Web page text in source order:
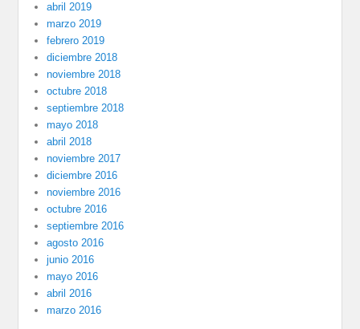
abril 2019
marzo 2019
febrero 2019
diciembre 2018
noviembre 2018
octubre 2018
septiembre 2018
mayo 2018
abril 2018
noviembre 2017
diciembre 2016
noviembre 2016
octubre 2016
septiembre 2016
agosto 2016
junio 2016
mayo 2016
abril 2016
marzo 2016